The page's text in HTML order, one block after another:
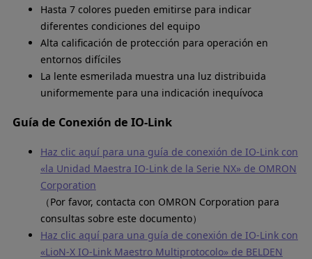
Hasta 7 colores pueden emitirse para indicar
diferentes condiciones del equipo
Alta calificación de protección para operación en
entornos difíciles
La lente esmerilada muestra una luz distribuida
uniformemente para una indicación inequívoca
Guía de Conexión de IO-Link
Haz clic aquí para una guía de conexión de IO-Link con
«la Unidad Maestra IO-Link de la Serie NX» de OMRON
Corporation
（Por favor, contacta con OMRON Corporation para
consultas sobre este documento）
Haz clic aquí para una guía de conexión de IO-Link con
«LioN-X IO-Link Maestro Multiprotocolo» de BELDEN